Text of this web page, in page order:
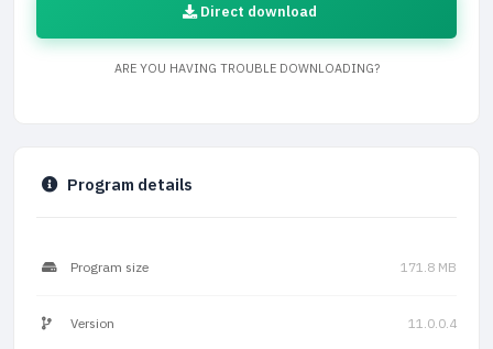
Direct download
ARE YOU HAVING TROUBLE DOWNLOADING?
Program details
Program size 171.8 MB
Version 11.0.0.4